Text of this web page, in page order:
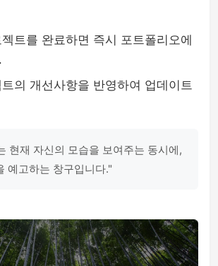
트를 완료하면 즉시 포트폴리오에
의 개선사항을 반영하여 업데이트
현재 자신의 모습을 보여주는 동시에,
예고하는 창구입니다."